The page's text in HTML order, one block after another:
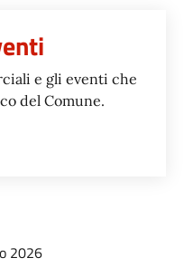
e gli eventi che
del Comune.
2026